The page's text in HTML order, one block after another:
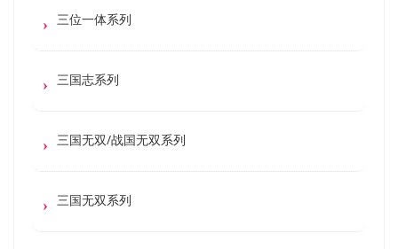
三位一体系列
三国志系列
三国无双/战国无双系列
三国无双系列